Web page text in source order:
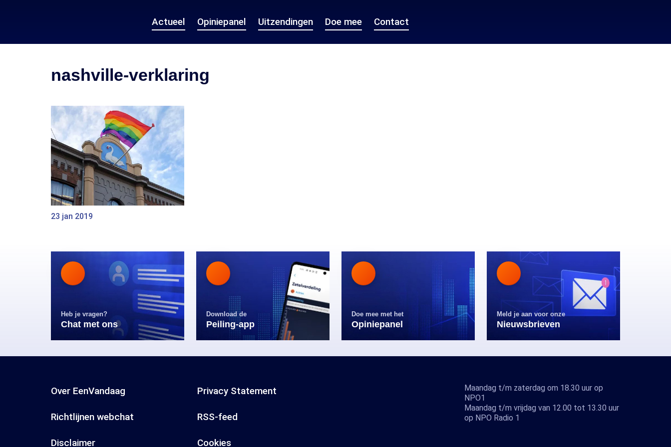
Actueel Opiniepanel Uitzendingen Doe mee Contact
nashville-verklaring
23 jan 2019
Heb je vragen?
Chat met ons
Download de
Peiling-app
Doe mee met het
Opiniepanel
Meld je aan voor onze
Nieuwsbrieven
Over EenVandaag Privacy Statement
Richtlijnen webchat RSS-feed
Disclaimer Cookies
Maandag t/m zaterdag om 18.30 uur op
NPO1
Maandag t/m vrijdag van 12.00 tot 13.30 uur
op NPO Radio 1